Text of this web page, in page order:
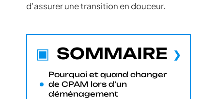
d’assurer une transition en douceur.
SOMMAIRE
Pourquoi et quand changer
de CPAM lors d’un
déménagement